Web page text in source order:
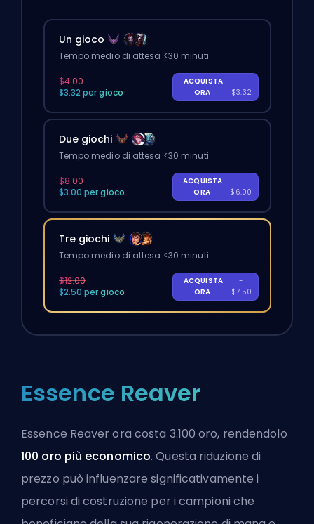
Un gioco
Tempo medio di attesa <30 minuti
$4.00
$3.32 per gioco
ACQUISTA
ORA
-
$3.32
Due giochi
Tempo medio di attesa <30 minuti
$8.00
$3.00 per gioco
ACQUISTA
ORA
-
$6.00
Tre giochi
Tempo medio di attesa <30 minuti
$12.00
$2.50 per gioco
ACQUISTA
ORA
-
$7.50
Essence Reaver
Essence Reaver ora costa 3.100 oro, rendendolo
100 oro più economico. Questa riduzione di
prezzo può influenzare significativamente i
percorsi di costruzione per i campioni che